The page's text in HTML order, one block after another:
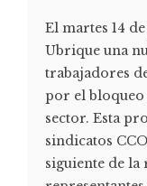
El martes 14
Ubrique una
trabajadores
por el
sector. Esta
sindicatos
siguiente de